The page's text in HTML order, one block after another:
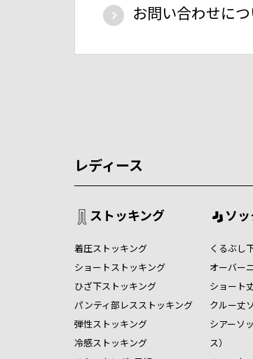
お問い合わせに
レディース
ストッキング
着圧ストッキング
ショートストッキング
ひざ下ストッキング
パンティ部レスストッキング
弾性ストッキング
冷感ストッキング
ソ
くるぶし
オーバー
ショート
クルー丈
シアーソ
ス）